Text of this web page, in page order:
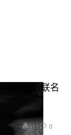
全新联名
611 0